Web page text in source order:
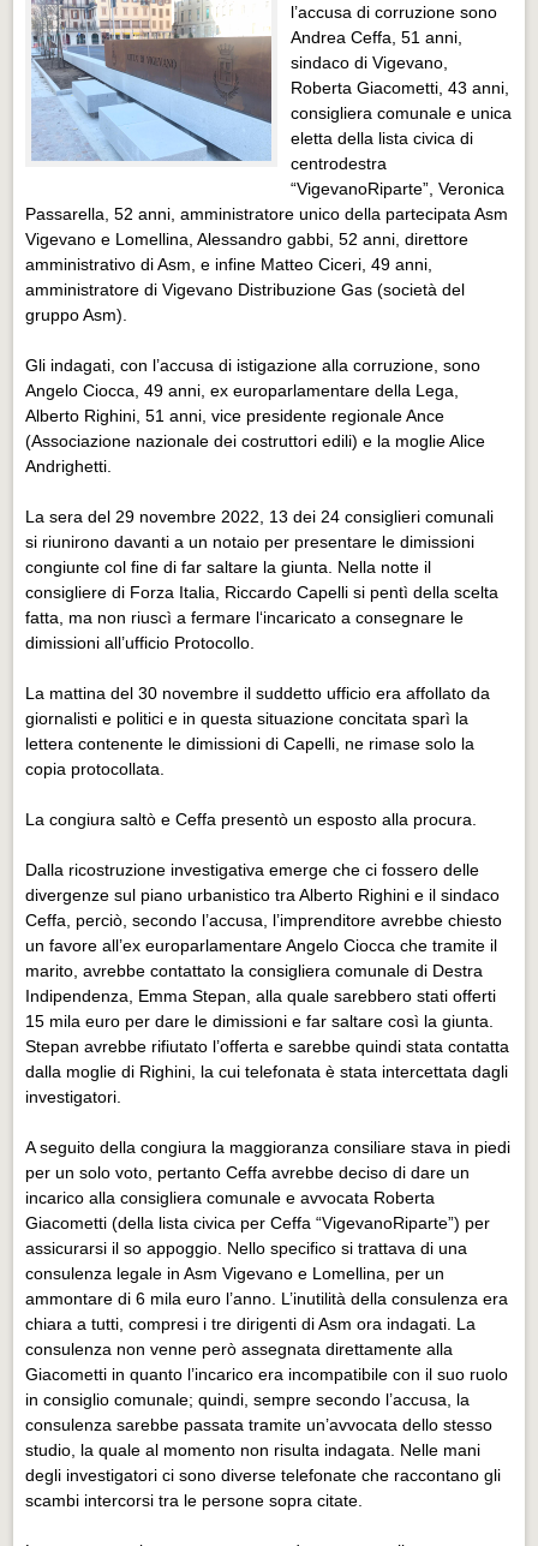
Eventi Pavia
Eventi Pavia
l’accusa di corruzione sono
Andrea Ceffa, 51 anni,
sindaco di Vigevano,
Roberta Giacometti, 43 anni,
consigliera comunale e unica
eletta della lista civica di
centrodestra
“VigevanoRiparte”, Veronica
Passarella, 52 anni, amministratore unico della partecipata Asm
Vigevano e Lomellina, Alessandro gabbi, 52 anni, direttore
amministrativo di Asm, e infine Matteo Ciceri, 49 anni,
amministratore di Vigevano Distribuzione Gas (società del
gruppo Asm).
Gli indagati, con l’accusa di istigazione alla corruzione, sono
Angelo Ciocca, 49 anni, ex europarlamentare della Lega,
Alberto Righini, 51 anni, vice presidente regionale Ance
(Associazione nazionale dei costruttori edili) e la moglie Alice
Andrighetti.
La sera del 29 novembre 2022, 13 dei 24 consiglieri comunali
si riunirono davanti a un notaio per presentare le dimissioni
congiunte col fine di far saltare la giunta. Nella notte il
consigliere di Forza Italia, Riccardo Capelli si pentì della scelta
fatta, ma non riuscì a fermare l‘incaricato a consegnare le
dimissioni all’ufficio Protocollo.
La mattina del 30 novembre il suddetto ufficio era affollato da
giornalisti e politici e in questa situazione concitata sparì la
lettera contenente le dimissioni di Capelli, ne rimase solo la
copia protocollata.
La congiura saltò e Ceffa presentò un esposto alla procura.
Dalla ricostruzione investigativa emerge che ci fossero delle
divergenze sul piano urbanistico tra Alberto Righini e il sindaco
Ceffa, perciò, secondo l’accusa, l’imprenditore avrebbe chiesto
un favore all’ex europarlamentare Angelo Ciocca che tramite il
marito, avrebbe contattato la consigliera comunale di Destra
Indipendenza, Emma Stepan, alla quale sarebbero stati offerti
15 mila euro per dare le dimissioni e far saltare così la giunta.
Stepan avrebbe rifiutato l’offerta e sarebbe quindi stata contatta
dalla moglie di Righini, la cui telefonata è stata intercettata dagli
investigatori.
A seguito della congiura la maggioranza consiliare stava in piedi
per un solo voto, pertanto Ceffa avrebbe deciso di dare un
incarico alla consigliera comunale e avvocata Roberta
Giacometti (della lista civica per Ceffa “VigevanoRiparte”) per
assicurarsi il so appoggio. Nello specifico si trattava di una
consulenza legale in Asm Vigevano e Lomellina, per un
ammontare di 6 mila euro l’anno. L’inutilità della consulenza era
chiara a tutti, compresi i tre dirigenti di Asm ora indagati. La
consulenza non venne però assegnata direttamente alla
Giacometti in quanto l’incarico era incompatibile con il suo ruolo
in consiglio comunale; quindi, sempre secondo l’accusa, la
consulenza sarebbe passata tramite un’avvocata dello stesso
studio, la quale al momento non risulta indagata. Nelle mani
degli investigatori ci sono diverse telefonate che raccontano gli
scambi intercorsi tra le persone sopra citate.